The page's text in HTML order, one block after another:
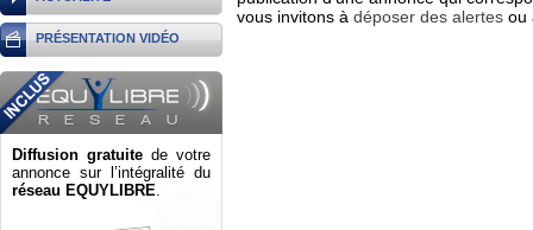
PRÉSENTATION VIDÉO
Diffusion gratuite de votre
annonce sur l’intégralité du
réseau EQUYLIBRE.
vous invitons à déposer des alertes ou